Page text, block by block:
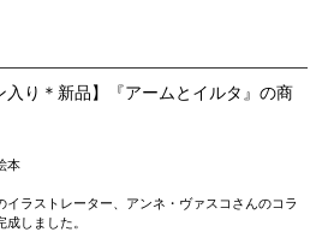
入り＊新品】『アームとイルタ』の商
本
イラストレーター、アンネ・ヴァスコさんのコラ
しました。